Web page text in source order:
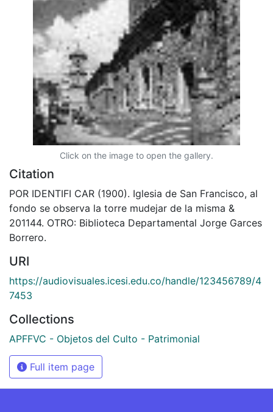
Click on the image to open the gallery.
Citation
POR IDENTIFI CAR (1900). Iglesia de San Francisco, al
fondo se observa la torre mudejar de la misma &
201144. OTRO: Biblioteca Departamental Jorge Garces
Borrero.
URI
https://audiovisuales.icesi.edu.co/handle/123456789/4
7453
Collections
APFFVC - Objetos del Culto - Patrimonial
Full item page